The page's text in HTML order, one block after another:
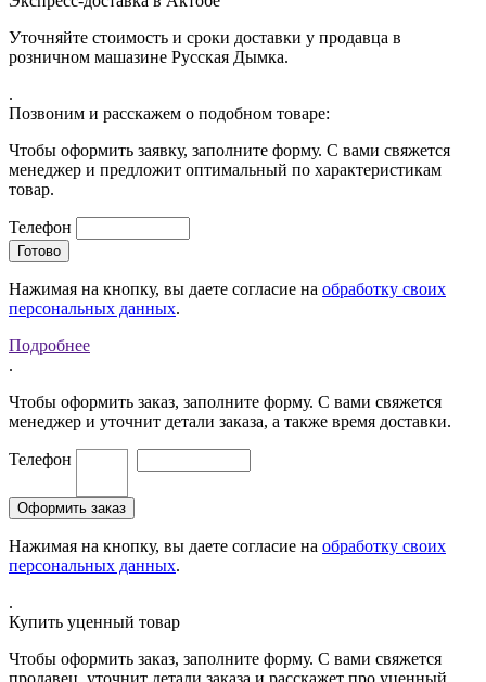
Уточняйте стоимость и сроки доставки у продавца в
розничном машазине Русская Дымка.
.
Позвоним и расскажем о подобном товаре:
Чтобы оформить заявку, заполните форму. С вами свяжется
менеджер и предложит оптимальный по характеристикам
товар.
Телефон
Нажимая на кнопку, вы даете согласие на обработку своих
персональных данных.
Подробнее
.
Чтобы оформить заказ, заполните форму. С вами свяжется
менеджер и уточнит детали заказа, а также время доставки.
Телефон
Нажимая на кнопку, вы даете согласие на обработку своих
персональных данных.
.
Купить уценный товар
Чтобы оформить заказ, заполните форму. С вами свяжется